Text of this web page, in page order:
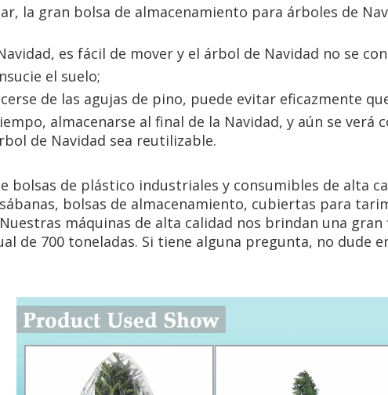
la gran bolsa de almacenamiento para árboles de
es fácil de mover y el árbol de Navidad no se
el suelo;
de las agujas de pino, puede evitar eficazmente
almacenarse al final de la Navidad, y aún se verá
de Navidad sea reutilizable.
bolsas de plástico industriales y consumibles de alta
bolsas de almacenamiento, cubiertas para
máquinas de alta calidad nos brindan una
de 700 toneladas. Si tiene alguna pregunta, no dude